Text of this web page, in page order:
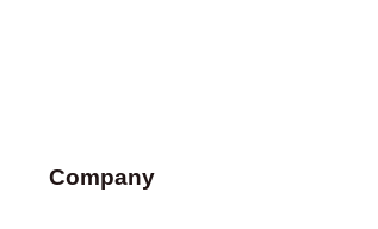
Company